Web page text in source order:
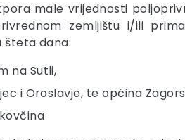
male vrijednosti
zemljištu i/ili
šteta dana:
na Sutli,
i Oroslavje, te općina